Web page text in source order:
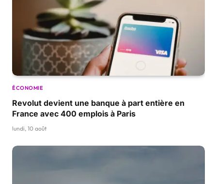
ÉCONOMIE
Revolut devient une banque à part entière en
France avec 400 emplois à Paris
lundi, 10 août